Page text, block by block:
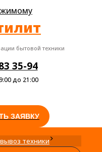
бытовой техники
35-94
до 21:00
ЗАЯВКУ
техники